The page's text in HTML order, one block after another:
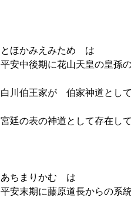
とほかみえみため は
平安中後期に花山天皇の皇孫
白川伯王家が 伯家神道として
宮廷の表の神道として存在し
あちまりかむ は
平安末期に藤原道長からの系